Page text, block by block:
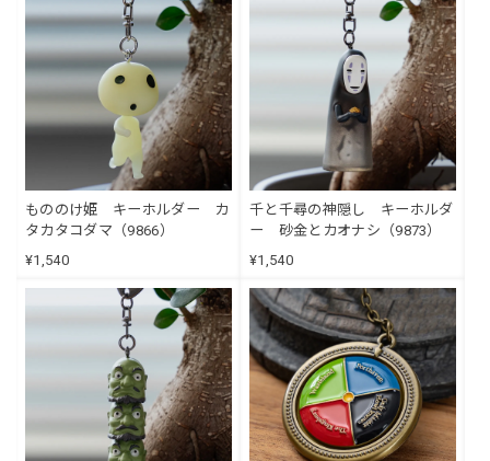
もののけ姫 キーホルダー カ
タカタコダマ（9866）
¥1,540
千と千尋の神隠し キーホルダ
ー 砂金とカオナシ（9873）
¥1,540